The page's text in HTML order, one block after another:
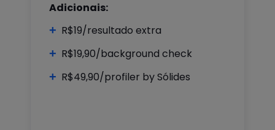
Adicionais:
+ R$19/resultado extra
+ R$19,90/background check
+ R$49,90/profiler by Sólides